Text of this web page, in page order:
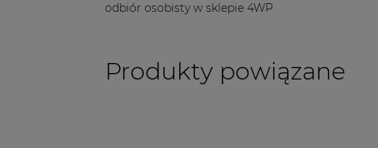
odbiór osobisty w sklepie 4WP
Produkty powiązane